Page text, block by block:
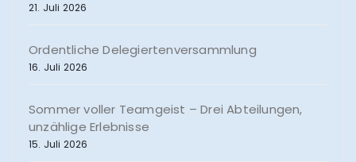
21. Juli 2026
Ordentliche Delegiertenversammlung
16. Juli 2026
Sommer voller Teamgeist – Drei Abteilungen,
unzählige Erlebnisse
15. Juli 2026